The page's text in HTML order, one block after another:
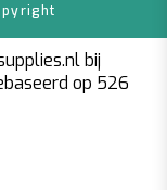
bij
op 526